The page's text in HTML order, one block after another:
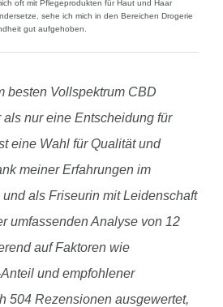
oft mit Pflegeprodukten für Haut und Haar
sehe ich mich in den Bereichen Drogerie
gut aufgehoben.
besten Vollspektrum CBD
als nur eine Entscheidung für
eine Wahl für Qualität und
meiner Erfahrungen im
als Friseurin mit Leidenschaft
umfassenden Analyse von 12
auf Faktoren wie
und empfohlener
504 Rezensionen ausgewertet,